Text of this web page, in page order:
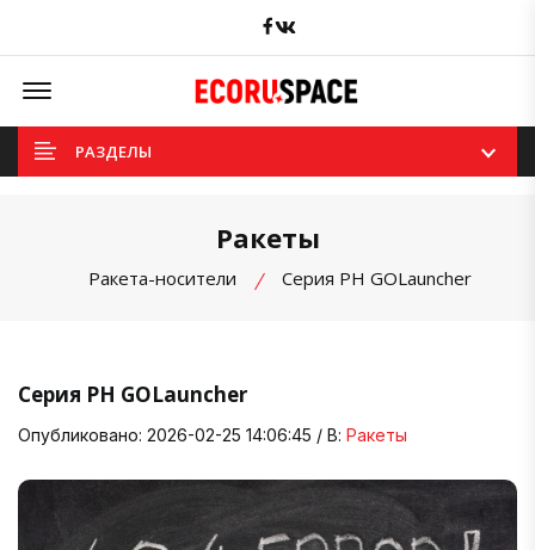
Facebook
Offcanvas Menu Open
РАЗДЕЛЫ
Ракеты
Ракета-носители Серия РН GOLauncher
Серия РН GOLauncher
Опубликовано: 2026-02-25 14:06:45 / В: Ракеты